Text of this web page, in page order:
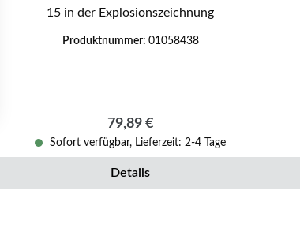
15 in der Explosionszeichnung
Produktnummer: 01058438
Regulärer Preis:
79,89 €
Sofort verfügbar, Lieferzeit: 2-4 Tage
Details